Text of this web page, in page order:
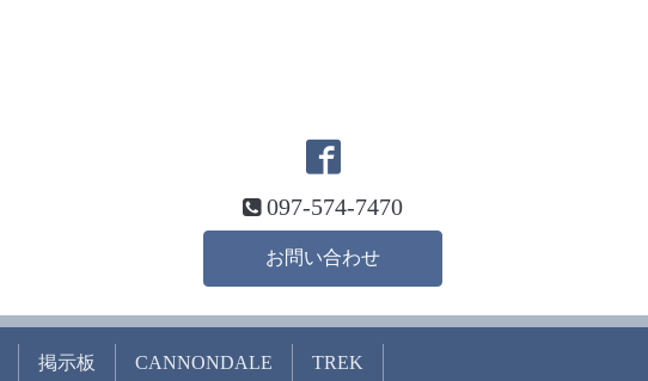
097-574-7470
お問い合わせ
掲示板 CANNONDALE TREK